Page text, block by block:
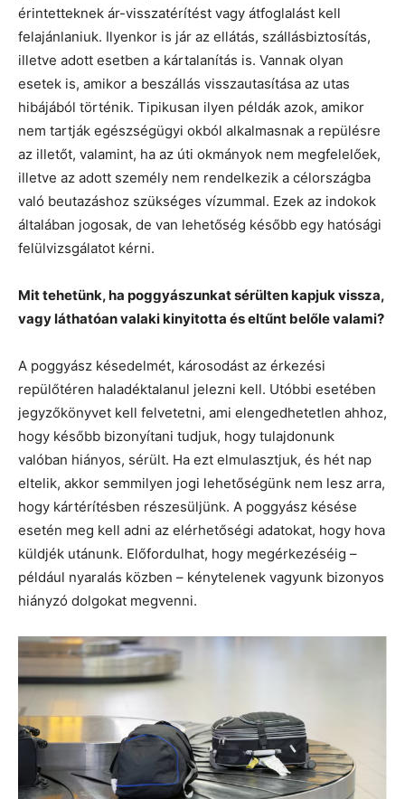
érintetteknek ár-visszatérítést vagy átfoglalást kell
felajánlaniuk. Ilyenkor is jár az ellátás, szállásbiztosítás,
illetve adott esetben a kártalanítás is. Vannak olyan
esetek is, amikor a beszállás visszautasítása az utas
hibájából történik. Tipikusan ilyen példák azok, amikor
nem tartják egészségügyi okból alkalmasnak a repülésre
az illetőt, valamint, ha az úti okmányok nem megfelelőek,
illetve az adott személy nem rendelkezik a célországba
való beutazáshoz szükséges vízummal. Ezek az indokok
általában jogosak, de van lehetőség később egy hatósági
felülvizsgálatot kérni.
Mit tehetünk, ha poggyászunkat sérülten kapjuk vissza,
vagy láthatóan valaki kinyitotta és eltűnt belőle valami?
A poggyász késedelmét, károsodást az érkezési
repülőtéren haladéktalanul jelezni kell. Utóbbi esetében
jegyzőkönyvet kell felvetetni, ami elengedhetetlen ahhoz,
hogy később bizonyítani tudjuk, hogy tulajdonunk
valóban hiányos, sérült. Ha ezt elmulasztjuk, és hét nap
eltelik, akkor semmilyen jogi lehetőségünk nem lesz arra,
hogy kártérítésben részesüljünk. A poggyász késése
esetén meg kell adni az elérhetőségi adatokat, hogy hova
küldjék utánunk. Előfordulhat, hogy megérkezéséig –
például nyaralás közben – kénytelenek vagyunk bizonyos
hiányzó dolgokat megvenni.